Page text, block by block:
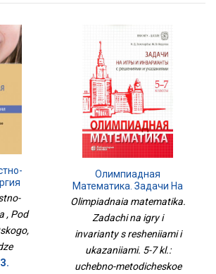
, Pod
Олимпиадная
Математика. Задачи На
Игры И Инварианты С
Указаниями. 5-7 Кл.:
Учебно-Методическое
Пособие. 2-Е Изд
Olimpiadnaia matematika.
Zadachi na igry i
invarianty s resheniiami i
ukazaniiami. 5-7 kl.:
uchebno-metodicheskoe